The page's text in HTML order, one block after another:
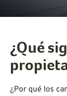
¿Qué
¿Por qué los